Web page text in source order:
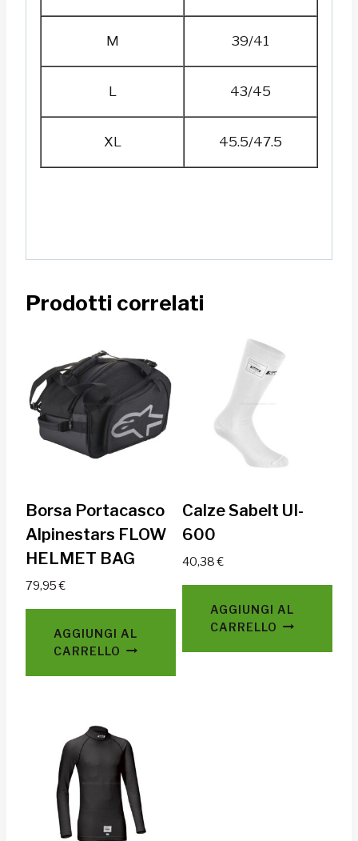
M 39/41
L 43/45
XL 45.5/47.5
Prodotti correlati
Borsa Portacasco
Alpinestars FLOW
HELMET BAG
79,95€
AGGIUNGI AL
CARRELLO
Calze Sabelt UI-
600
40,38€
AGGIUNGI AL
CARRELLO